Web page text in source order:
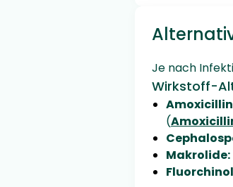
Je nach
Wirkstoff-
(
Makrolide: